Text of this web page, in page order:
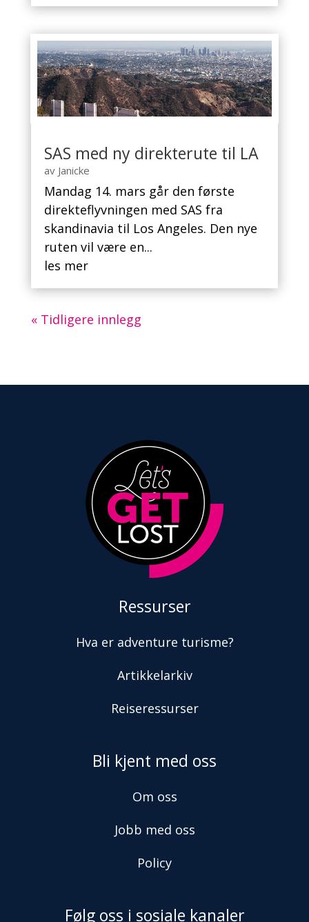
SAS med ny direkterute til LA
av Janicke
Mandag 14. mars går den første
direkteflyvningen med SAS fra
skandinavia til Los Angeles. Den nye
ruten vil være en...
les mer
« Tidligere innlegg
Ressurser
Hva er adventure turisme?
Artikkelarkiv
Reiseressurser
Bli kjent med oss
Om oss
Jobb med oss
Policy
Følg oss i sosiale kanaler